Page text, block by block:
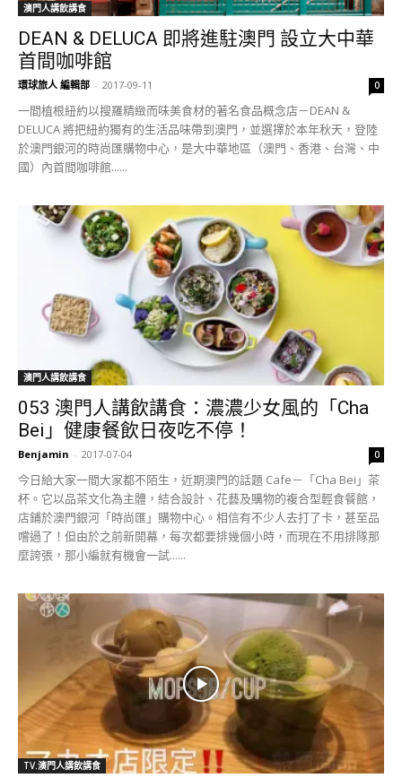
澳門人講飲講食
DEAN & DELUCA 即將進駐澳門 設立大中華
首間咖啡館
環球旅人 編輯部 - 2017-09-11 0
一間植根紐約以搜羅精緻而味美食材的著名食品概念店－DEAN &
DELUCA 將把紐約獨有的生活品味帶到澳門，並選擇於本年秋天，登陸
於澳門銀河的時尚匯購物中心，是大中華地區（澳門、香港、台灣、中
國）內首間咖啡館......
澳門人講飲講食
053 澳門人講飲講食：濃濃少女風的「Cha
Bei」健康餐飲日夜吃不停！
Benjamin - 2017-07-04 0
今日給大家一間大家都不陌生，近期澳門的話題 Cafe－「Cha Bei」茶
杯。它以品茶文化為主體，結合設計、花藝及購物的複合型輕食餐館，
店鋪於澳門銀河「時尚匯」購物中心。相信有不少人去打了卡，甚至品
嚐過了！但由於之前新開幕，每次都要排幾個小時，而現在不用排隊那
麼誇張，那小編就有機會一試......
TV.澳門人講飲講食